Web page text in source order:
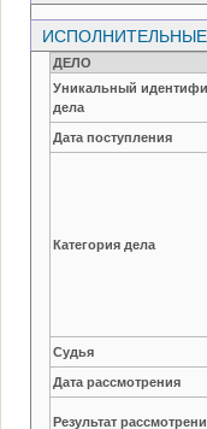
ДЕЛО
Уникальный
дела
Дата поступления
Категория дела
Судья
Дата рассмотрения
Результат